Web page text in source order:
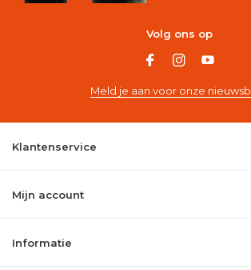
Volg ons op
Meld je aan voor onze
Klantenservice
Mijn account
Informatie